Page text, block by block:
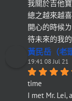
我關於吉他
總之越來越
開心的時候
待未來的我
黃民岳（老
19:41 08 Jul 21
time
I met Mr. Lei,